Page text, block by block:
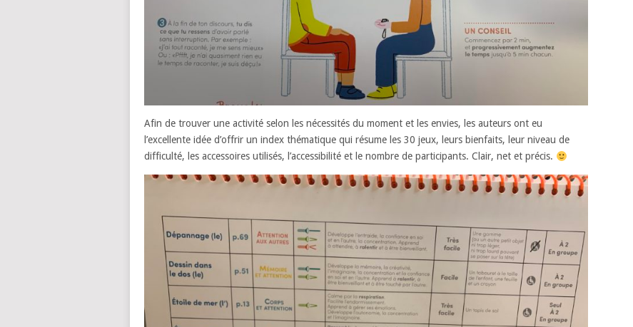
Afin de trouver une activité selon les nécessités du moment et les envies, les auteurs ont eu
l’excellente idée d’offrir un index thématique qui résume les 30 jeux, leurs bienfaits, leur niveau de
difficulté, les accessoires utilisés, l’accessibilité et le nombre de participants. Clair, net et précis.